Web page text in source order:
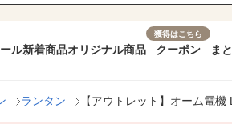
ル新着商品オリジナル商品
獲得はこちら
クーポン ま
ランタン 【アウトレット】オーム電